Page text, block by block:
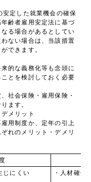
定した就業機会の確保
齢者雇用安定法に基づ
る場合があるとしてい
ない場合は、当該措置
できます。
的な義務化等も念頭に
とを検討しておく必要
社会保険・雇用保険・
ます。
メリット
用制度か、定年の引上
れのメリット・デメリ
じにくい ・人材確保